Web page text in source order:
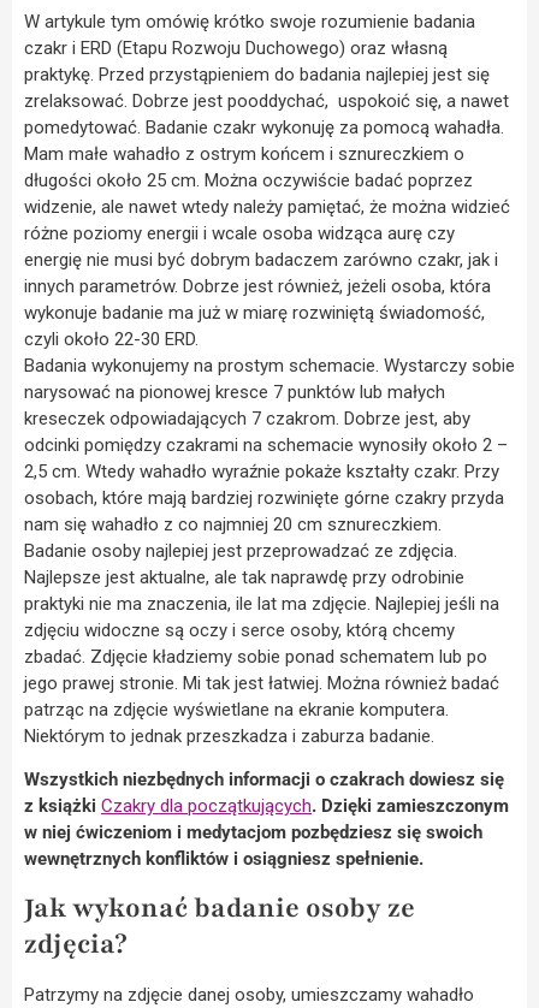
W artykule tym omówię krótko swoje rozumienie badania
czakr i ERD (Etapu Rozwoju Duchowego) oraz własną
praktykę. Przed przystąpieniem do badania najlepiej jest się
zrelaksować. Dobrze jest pooddychać, uspokoić się, a nawet
pomedytować. Badanie czakr wykonuję za pomocą wahadła.
Mam małe wahadło z ostrym końcem i sznureczkiem o
długości około 25 cm. Można oczywiście badać poprzez
widzenie, ale nawet wtedy należy pamiętać, że można widzieć
różne poziomy energii i wcale osoba widząca aurę czy
energię nie musi być dobrym badaczem zarówno czakr, jak i
innych parametrów. Dobrze jest również, jeżeli osoba, która
wykonuje badanie ma już w miarę rozwiniętą świadomość,
czyli około 22-30 ERD.
Badania wykonujemy na prostym schemacie. Wystarczy sobie
narysować na pionowej kresce 7 punktów lub małych
kreseczek odpowiadających 7 czakrom. Dobrze jest, aby
odcinki pomiędzy czakrami na schemacie wynosiły około 2 –
2,5 cm. Wtedy wahadło wyraźnie pokaże kształty czakr. Przy
osobach, które mają bardziej rozwinięte górne czakry przyda
nam się wahadło z co najmniej 20 cm sznureczkiem.
Badanie osoby najlepiej jest przeprowadzać ze zdjęcia.
Najlepsze jest aktualne, ale tak naprawdę przy odrobinie
praktyki nie ma znaczenia, ile lat ma zdjęcie. Najlepiej jeśli na
zdjęciu widoczne są oczy i serce osoby, którą chcemy
zbadać. Zdjęcie kładziemy sobie ponad schematem lub po
jego prawej stronie. Mi tak jest łatwiej. Można również badać
patrząc na zdjęcie wyświetlane na ekranie komputera.
Niektórym to jednak przeszkadza i zaburza badanie.
Wszystkich niezbędnych informacji o czakrach dowiesz się
z książki Czakry dla początkujących. Dzięki zamieszczonym
w niej ćwiczeniom i medytacjom pozbędziesz się swoich
wewnętrznych konfliktów i osiągniesz spełnienie.
Jak wykonać badanie osoby ze
zdjęcia?
Patrzymy na zdjęcie danej osoby, umieszczamy wahadło